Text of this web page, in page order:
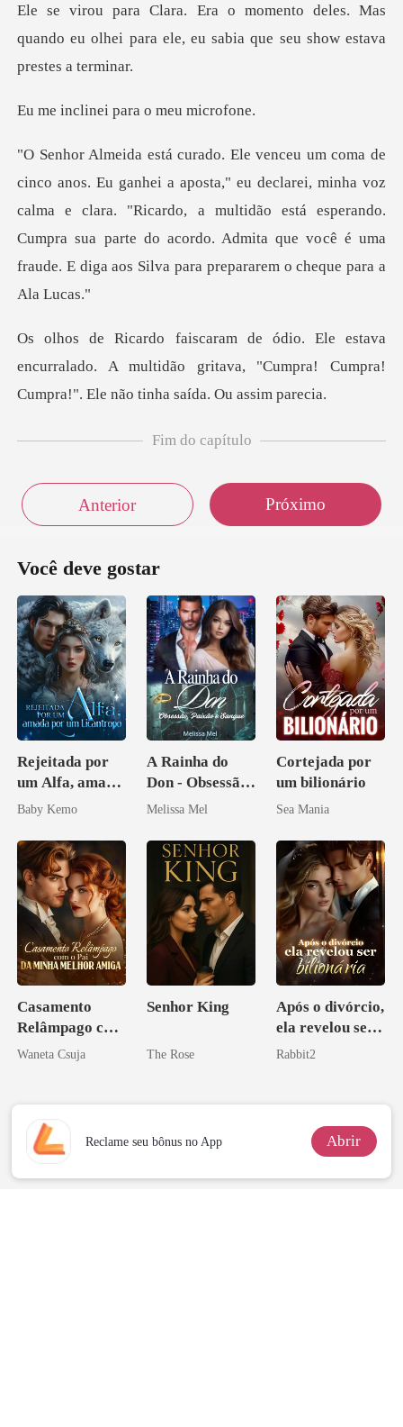
les. Mas
quando eu olhei para ele, eu sab
ei para o me
arei, minha voz
calma e clara. "Ricardo, a multidão está esperando.
Cumpra sua parte do acord
encurralado. A multidão gritava, "Cumpra! Cumpra
Fim do capítulo
Anterior Próximo
Você deve gostar
Rejeitada por
um Alfa, amada
por um
Baby Kemo
A Rainha do
Don - Obsessão,
Paixão e Sangue
Melissa Mel
Cortejada por
um bilionário
Sea Mania
Casamento
Relâmpago com
o Pai da Minha
Waneta Csuja
Senhor King
The Rose
Após o divórcio,
ela revelou ser
bilionária
Rabbit2
Reclame seu bônus no App Abrir